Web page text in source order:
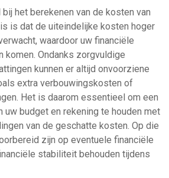
het berekenen van de kosten van
is dat de uiteindelijke kosten hoger
waardoor uw financiële
komen. Ondanks zorgvuldige
kunnen er altijd onvoorziene
extra verbouwingskosten of
Het is daarom essentieel om een
uw budget en rekening te houden met
van de geschatte kosten. Op die
zijn op eventuele financiële
stabiliteit behouden tijdens